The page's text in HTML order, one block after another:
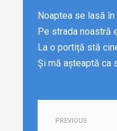
Noaptea se lasă în
Pe strada noastră
La o portiță stă
Și mă așteaptă ca
PREVIOUS